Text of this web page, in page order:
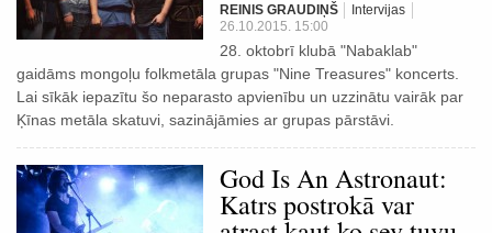
REINIS GRAUDIŅŠ
Intervijas
26.10.2015. 15:00
28. oktobrī klubā "Nabaklab"
gaidāms mongoļu folkmetāla grupas "Nine Treasures" koncerts.
Lai sīkāk iepazītu šo neparasto apvienību un uzzinātu vairāk par
Ķīnas metāla skatuvi, sazinājāmies ar grupas pārstāvi.
God Is An Astronaut:
Katrs postrokā var